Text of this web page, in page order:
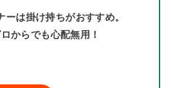
ーは掛け持ちがおすすめ。
からでも心配無用！